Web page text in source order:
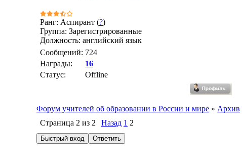
Ранг: Аспирант (?)
Группа: Зарегистрированные
Должность: английский язык
Сообщений: 724
Награды:
16
Статус:
Offline
Форум учителей об образовании в России и мире » Архив
Страница 2 из 2 Назад 1 2